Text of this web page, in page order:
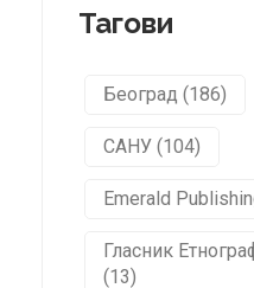
Тагови
Београд (186)
САНУ (104)
Emerald
Гласник
(13)